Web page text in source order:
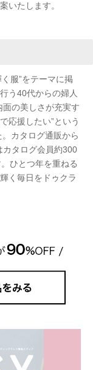
いたします。
服”をテーマに掲
う40代からの婦人
面の美しさが充実す
応援したい”という
カタログ通販から
カタログ会員約300
ひとつ年を重ねる
く毎日をドゥクラ